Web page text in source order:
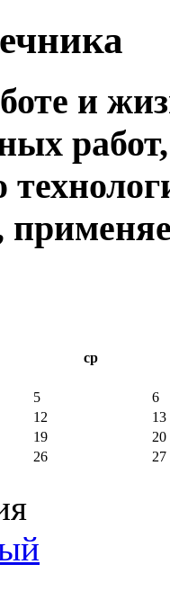
и
работ,
ср
5
6
12
13
19
20
26
27